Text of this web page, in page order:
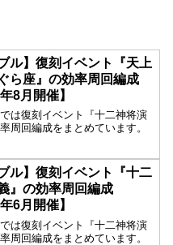
ル】復刻イベント『天上
ら座』の効率周回編成
8月開催】
は復刻イベント『十二神将演
周回編成をまとめています。
ル】復刻イベント『十二
』の効率周回編成
6月開催】
は復刻イベント『十二神将演
周回編成をまとめています。